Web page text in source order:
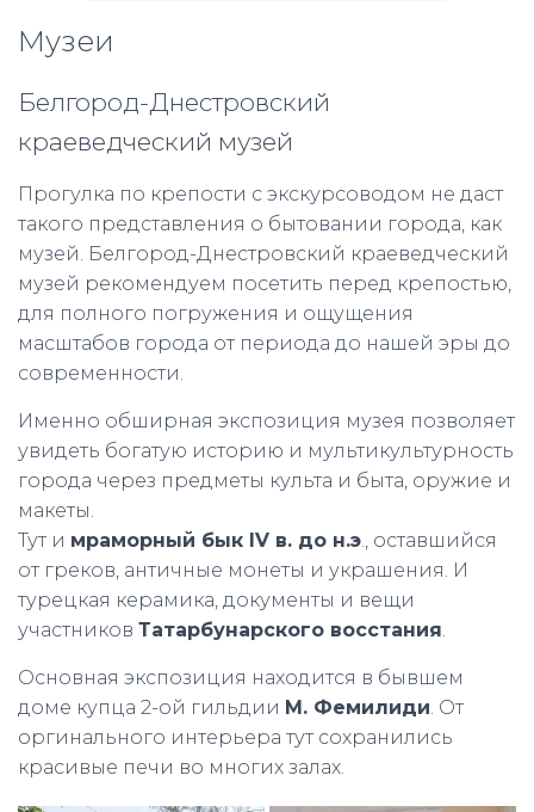
Музеи
Белгород-Днестровский
краеведческий музей
Прогулка по крепости с экскурсоводом не даст
такого представления о бытовании города, как
музей. Белгород-Днестровский краеведческий
музей рекомендуем посетить перед крепостью,
для полного погружения и ощущения
масштабов города от периода до нашей эры до
современности.
Именно обширная экспозиция музея позволяет
увидеть богатую историю и мультикультурность
города через предметы культа и быта, оружие и
макеты.
Тут и мраморный бык IV в. до н.э., оставшийся
от греков, античные монеты и украшения. И
турецкая керамика, документы и вещи
участников Татарбунарского восстания.
Основная экспозиция находится в бывшем
доме купца 2-ой гильдии М. Фемилиди. От
оргинального интерьера тут сохранились
красивые печи во многих залах.